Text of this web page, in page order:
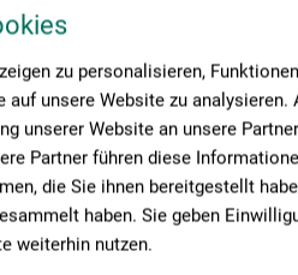
zu personalisieren,
unsere Website zu analysieren.
unserer Website an unsere
Partner führen diese
die Sie ihnen bereitgestellt
haben. Sie geben
weiterhin nutzen.
Kontakt
des Herstellers zu diesem